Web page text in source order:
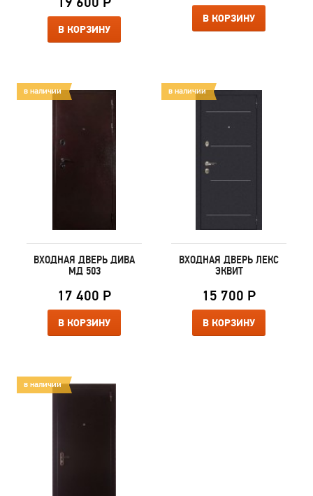
В КОРЗИНУ
В КОРЗИНУ
в наличии
ВХОДНАЯ ДВЕРЬ ДИВА
МД 503
17 400 Р
В КОРЗИНУ
в наличии
ВХОДНАЯ ДВЕРЬ ЛЕКС
ЭКВИТ
15 700 Р
В КОРЗИНУ
в наличии